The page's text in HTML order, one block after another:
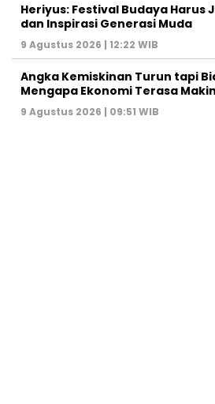
Heriyus: Festival Budaya Harus
dan Inspirasi Generasi Muda
9 Agustus 2026 | 12:22 WIB
Angka Kemiskinan Turun tapi
Mengapa Ekonomi Terasa
9 Agustus 2026 | 09:51 WIB